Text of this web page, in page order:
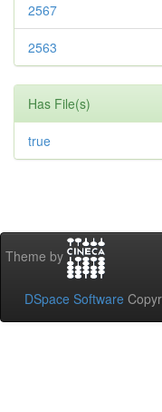
2567
2563
Has File(s)
true
Theme by
DSpace Software